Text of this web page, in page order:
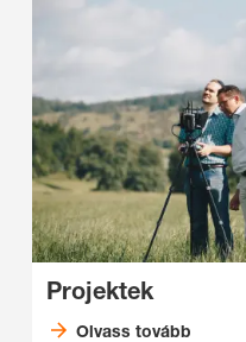
Projektek
Olvass tovább